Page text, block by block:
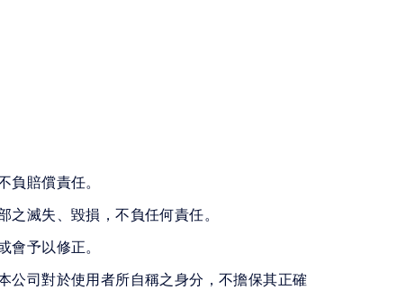
賠償責任。
滅失、毀損，不負任何責任。
予以修正。
公司對於使用者所自稱之身分，不擔保其正確